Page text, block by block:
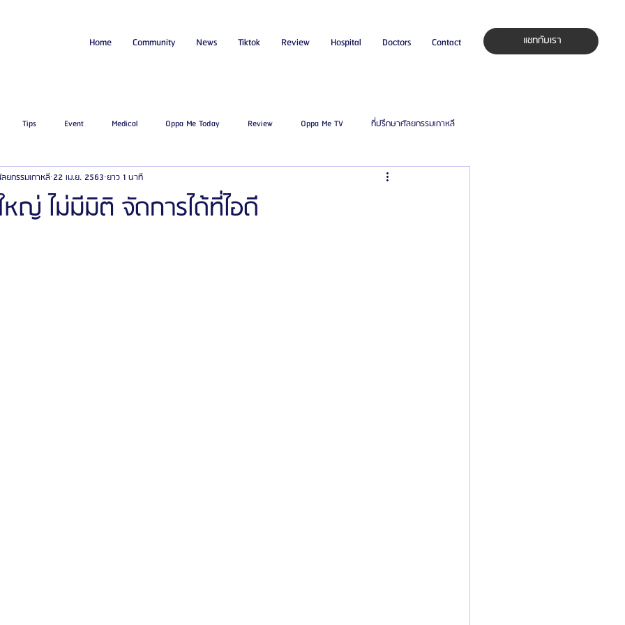
Home Community News Tiktok Review Hospital Doctors Contact แชทกับเรา
Tips Event Medical Oppa Me Today Review Oppa Me TV ที่ปรึกษาศัลยกรรมเกาหลี
ขมัน โรงพยาบาลศัลยกรรมเอท็อป ศัลยแพทย์ ประเทศเกาหลี
ลยกรรมจีเอ็นจี
ญ่ ไม่มีมิติ จัดการได้ที่ไอดี
ยกรรมเกาหลี 22 เม.ย. 2563 ยาว 1 นาที